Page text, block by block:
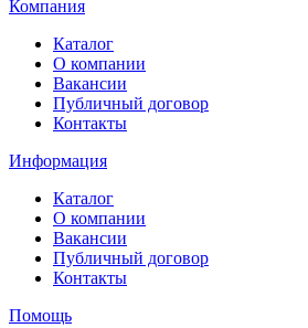
Компания
Каталог
О компании
Вакансии
Публичный договор
Контакты
Информация
Каталог
О компании
Вакансии
Публичный договор
Контакты
Помощь